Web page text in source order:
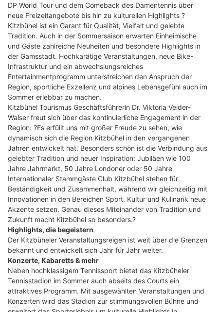
DP World Tour und dem Comeback des Damentennis über
neue Freizeitangebote bis hin zu kulturellen Highlights ?
Kitzbühel ist ein Garant für Qualität, Vielfalt und gelebte
Tradition. Auch in der Sommersaison erwarten Einheimische
und Gäste zahlreiche Neuheiten und besondere Highlights in
der Gamsstadt. Hochkarätige Veranstaltungen, neue Bike-
Infrastruktur und ein abwechslungsreiches
Entertainmentprogramm unterstreichen den Anspruch der
Region, sportliche Exzellenz und alpines Lebensgefühl auch im
Sommer erlebbar zu machen.
Kitzbühel Tourismus Geschäftsführerin Dr. Viktoria Veider-
Walser freut sich über das kontinuierliche Engagement in der
Region: ?Es erfüllt uns mit großer Freude zu sehen, wie
dynamisch sich die Region Kitzbühel in den vergangenen
Jahren entwickelt hat. Besonders schön ist die Verbindung aus
gelebter Tradition und neuer Inspiration: Jubiläen wie 100
Jahre Jahrmarkt, 50 Jahre Londoner oder 50 Jahre
Internationaler Stammgäste Club Kitzbühel stehen für
Beständigkeit und Zusammenhalt, während wir gleichzeitig mit
Innovationen in den Bereichen Sport, Kultur und Kulinarik neue
Akzente setzen. Genau dieses Miteinander von Tradition und
Zukunft macht Kitzbühel so besonders.?
Highlights, die begeistern
Der Kitzbüheler Veranstaltungsreigen ist weit über die Grenzen
bekannt und entwickelt sich Jahr für Jahr weiter.
Konzerte, Kabaretts & mehr
Neben hochklassigem Tennissport bietet das Kitzbüheler
Tennisstadion im Sommer auch abseits des Courts ein
attraktives Programm. Mit ausgewählten Veranstaltungen und
Konzerten wird das Stadion zur stimmungsvollen Bühne und